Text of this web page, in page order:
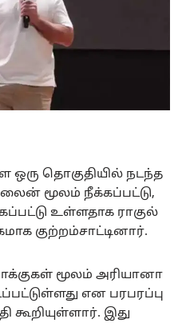
ஒரு தொகுதியில் நடந்த
மூலம் நீக்கப்பட்டு,
உள்ளதாக ராகுல்
குற்றம்சாட்டினார்.
மூலம் அரியானா
என பரபரப்பு
கூறியுள்ளார். இது